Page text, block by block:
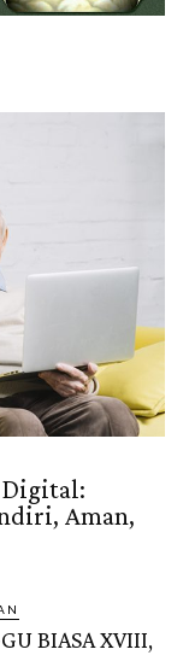
Digital:
Aman,
BIASA XVIII,